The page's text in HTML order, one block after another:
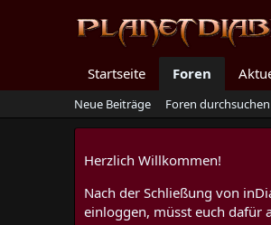
Startseite Foren
Neue Beiträge Foren durchsuchen
Herzlich Willkommen!
Nach der Schließung von
einloggen, müsst euch dafür